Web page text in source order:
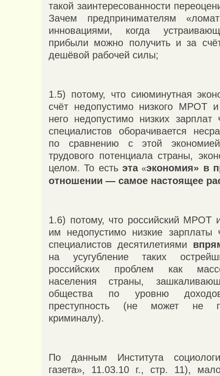
такой заинтересованности
Зачем предпринимателям
инновациями, когда
прибыли можно получить и за
дешёвой рабочей силы;
1.5) потому, что сиюминутная
счёт недопустимо низкого МРОТ
него недопустимо низких зарплат
специалистов оборачивается
по сравнению с этой
трудового потенциала страны,
целом. То есть эта«экономия» в
отношении — самое настоящее
1.6) потому, что российский МРОТ
им недопустимо низкие зарплаты
специалистов десятилетиями
на усугубление таких
российских проблем как
населения страны,
общества по уровню
преступность (не может не
криминалу).
По данным Института
газета», 11.03.10 г., стр. 11),